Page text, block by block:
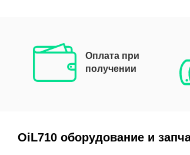
Оплата при
получении
OiL710 оборудование и